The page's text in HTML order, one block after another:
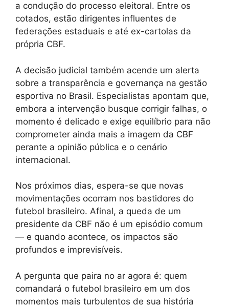
a condução do processo eleitoral. Entre os
cotados, estão dirigentes influentes de
federações estaduais e até ex-cartolas da
própria CBF.
A decisão judicial também acende um alerta
sobre a transparência e governança na gestão
esportiva no Brasil. Especialistas apontam que,
embora a intervenção busque corrigir falhas, o
momento é delicado e exige equilíbrio para não
comprometer ainda mais a imagem da CBF
perante a opinião pública e o cenário
internacional.
Nos próximos dias, espera-se que novas
movimentações ocorram nos bastidores do
futebol brasileiro. Afinal, a queda de um
presidente da CBF não é um episódio comum
— e quando acontece, os impactos são
profundos e imprevisíveis.
A pergunta que paira no ar agora é: quem
comandará o futebol brasileiro em um dos
momentos mais turbulentos de sua história